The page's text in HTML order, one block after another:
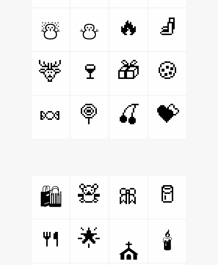
☃️
⛄ 🔥
🧦
🦌
🍷 🎁
🍪
🍬
🍭 🍒 💝
🛍️ 🧸 🎀
🥛
🍴
🌟
⛪
🕯️